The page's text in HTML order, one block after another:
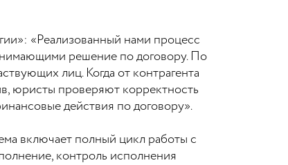
«Реализованный нами процесс
решение по договору. По
лиц. Когда от контрагента
юристы проверяют корректность
действия по договору».
включает полный цикл работы с
контроль исполнения